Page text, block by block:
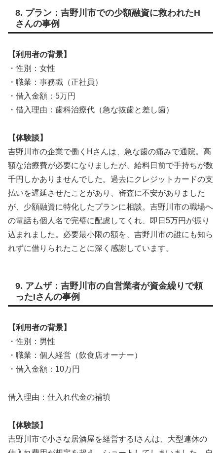
8. プラン：吉野川市での少額融資に救われたH
さんの事例
【利用者の背景】
・性別：女性
・職業：事務職（正社員）
・借入金額：5万円
・借入理由：歯科治療代（急な抜歯と差し歯）
【体験談】
吉野川市の企業で働くHさんは、急な歯の痛みで通院。高
額な治療費が必要になりましたが、給料日前で手持ちが数
千円しかありませんでした。過去にクレジットカードの支
払いを遅延させたことがあり、審査に不安がありました
が、少額融資に特化したプランに相談。吉野川市の職場へ
の電話も個人名で完璧に配慮してくれ、即日5万円が振り
込まれました。必要最小限の額を、吉野川市の誰にも知ら
れずに借りられたことに深く感謝しています。
9. アムザ：吉野川市の自営業者が資金繰りで頼
ったIさんの事例
【利用者の背景】
・性別：男性
・職業：個人経営（飲食店オーナー）
・借入金額：10万円
借入理由：仕入れ代金の補填
【体験談】
吉野川市で小さな居酒屋を経営するIさんは、大型連休の